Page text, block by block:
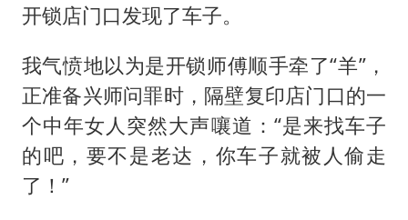
男子攒206小时加班调休被拒获赔1.6万
警惕！我国境内发现多起“Sorry”勒索病毒攻击事件
开锁店门口发现了车子。
我气愤地以为是开锁师傅顺手牵了“羊”，
正准备兴师问罪时，隔壁复印店门口的一
个中年女人突然大声嚷道：“是来找车子
的吧，要不是老达，你车子就被人偷走
了！”